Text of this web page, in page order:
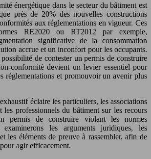
énergétique dans le secteur du bâtiment est
près de 20% des nouvelles constructions
aux réglementations en vigueur. Ces
RE2020 ou RT2012 par exemple,
significative de la consommation
accrue et un inconfort pour les occupants.
de contester un permis de construire
conformité devient un levier essentiel pour
réglementations et promouvoir un avenir plus
éclaire les particuliers, les associations
les professionnels du bâtiment sur les recours
permis de construire violant les normes
examinerons les arguments juridiques, les
les éléments de preuve à rassembler, afin de
agir efficacement.